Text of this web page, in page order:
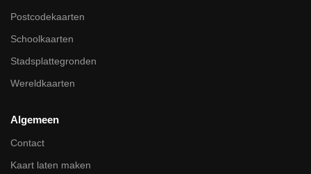
Postcodekaarten
Schoolkaarten
Stadsplattegronden
Wereldkaarten
Algemeen
Contact
Kaart laten maken